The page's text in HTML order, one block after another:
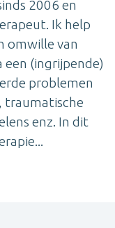
2006 en
Ik help
omwille van
een (ingrijpende)
problemen
traumatische
enz. In dit